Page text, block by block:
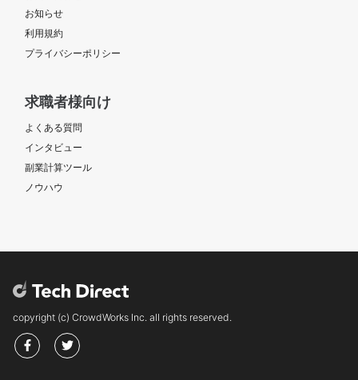
お知らせ
利用規約
プライバシーポリシー
求職者様向け
よくある質問
インタビュー
副業計算ツール
ノウハウ
copyright (c) CrowdWorks Inc. all rights reserved.